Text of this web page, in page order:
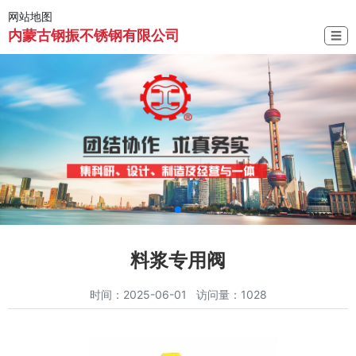
网站地图
内蒙古钢振不锈钢有限公司 ☰
料浆专用阀
时间：2025-06-01 访问量：1028